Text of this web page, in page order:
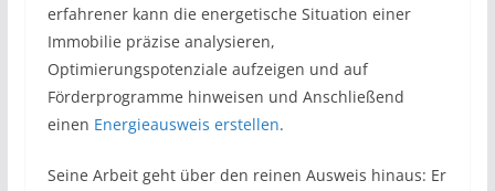
erfahrener kann die energetische Situation einer
Immobilie präzise analysieren,
Optimierungspotenziale aufzeigen und auf
Förderprogramme hinweisen und Anschließend
einen Energieausweis erstellen.
Seine Arbeit geht über den reinen Ausweis hinaus: Er